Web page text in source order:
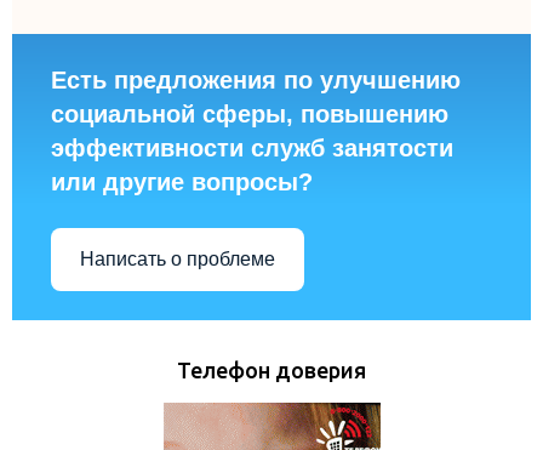
Есть предложения по улучшению
социальной сферы, повышению
эффективности служб занятости
или другие вопросы?
Написать о проблеме
Телефон доверия